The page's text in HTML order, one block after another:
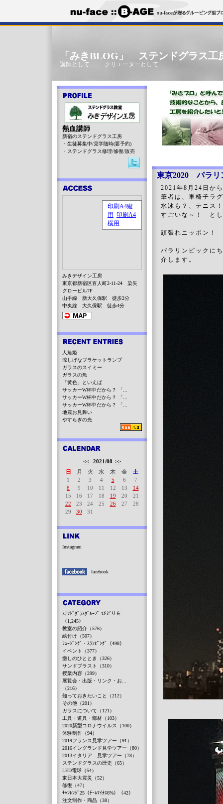
「みきBLOG」 ステンドグラス工
講師として･･･ クリエーターとして･･･
東京2020 パラリ
2021年8月24日か
筆者は、車椅子ラ
水泳も？、テニス
すごいな～！ と
頑張れニッポン！
パラリンピックに
介します。
熱血講師
新宿のステンドグラス工房
・生徒募集中/見学随時(要予約)
・ステンドグラス修理/修復/販売
みきデザイン工房
東京都新宿区百人町2-11-24 染矢
グロービル7F
山手線 新大久保駅 徒歩2分
中央線 大久保駅 徒歩4分
人魚姫
涼しげなブラケットランプ
ガラスのスイミー
ガラスの魚
「黄色」といえば
サッカーW杯中だから？ 「...
サッカーW杯中だから？ 「...
サッカーW杯中だから？ 「...
地震お見舞い
やすらぎの光
<< 2021/08 >>
日
月 火 水 木 金
土
1
2 3 4 5 6
7
8
9 10 11 12 13
14
15
16 17 18 19 20
21
22
23 24 25 26 27
28
29
30 31
Instagram
facebook
ｽﾃﾝﾄﾞｸﾞﾗｽｸﾞﾙｰﾌﾟ びどりを
（1,245）
教室の紹介（576）
絵付け（507）
ﾌｭｰｼﾞﾝｸﾞ・ｽﾗﾝﾋﾟﾝｸﾞ（498）
イベント（377）
癒しのひととき（326）
サンドブラスト（310）
授業内容（299）
展覧会・出版・リンク・お...
（216）
知っておきたいこと（212）
その他（201）
ガラスについて（121）
工具・道具・部材（103）
2020新型コロナウイルス（100）
体験制作（94）
2019フランス見学ツアー（91）
2016イングランド見学ツアー（80）
2013イタリア 見学ツアー（78）
ステンドグラスの歴史（65）
LED電球（54）
東日本大震災（52）
修復（47）
ﾁｬﾝﾚﾝｼﾞ25（ﾁｰﾑﾏｲﾅｽ6%）（42）
注文制作・商品（38）